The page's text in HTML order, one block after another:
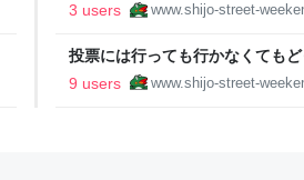
3 users
www.shijo-street-
投票には行っても行かなくても
9 users
www.shijo-street-